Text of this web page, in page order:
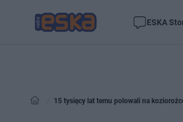
ESKA
15 tysięcy lat temu polowali na